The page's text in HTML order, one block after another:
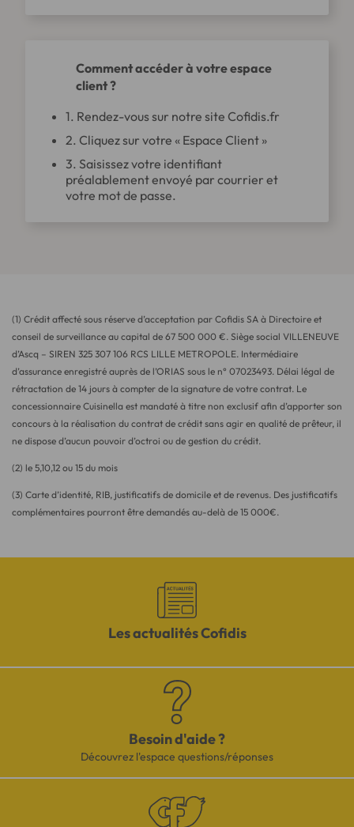
Comment accéder à votre espace
client ?
1. Rendez-vous sur notre site Cofidis.fr
2. Cliquez sur votre « Espace Client »
3. Saisissez votre identifiant
préalablement envoyé par courrier et
votre mot de passe.
(1) Crédit affecté sous réserve d’acceptation par Cofidis SA à Directoire et
conseil de surveillance au capital de 67 500 000 €. Siège social VILLENEUVE
d’Ascq – SIREN 325 307 106 RCS LILLE METROPOLE. Intermédiaire
d’assurance enregistré auprès de l’ORIAS sous le n° 07023493. Délai légal de
rétractation de 14 jours à compter de la signature de votre contrat. Le
concessionnaire Cuisinella est mandaté à titre non exclusif afin d’apporter son
concours à la réalisation du contrat de crédit sans agir en qualité de prêteur, il
ne dispose d’aucun pouvoir d’octroi ou de gestion du crédit.
(2) le 5,10,12 ou 15 du mois
(3) Carte d’identité, RIB, justificatifs de domicile et de revenus. Des justificatifs
complémentaires pourront être demandés au-delà de 15 000€.
Les actualités Cofidis
Besoin d'aide ?
Découvrez l'espace questions/réponses